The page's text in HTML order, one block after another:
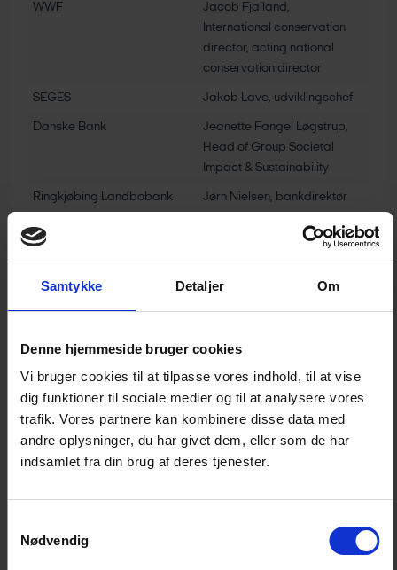
Samtykke Detaljer Om
Denne hjemmeside bruger cookies
Vi bruger cookies til at tilpasse vores indhold, til at vise
dig funktioner til sociale medier og til at analysere vores
trafik. Vores partnere kan kombinere disse data med
andre oplysninger, du har givet dem, eller som de har
indsamlet fra din brug af deres tjenester.
Nødvendig
WWF
Jacob Fjalland,
International conservation
director, acting national
conservation director
SEGES Jakob Lave, udviklingschef
Danske Bank
Jeanette Fangel Løgstrup,
Head of Group Societal
Impact & Sustainability
Ringkjøbing Landbobank Jørn Nielsen, bankdirektør
ATP
Danmarks Grønne
Investeringsfond
Michael Zöllner,
erhvervskundedirektør
Jyske Bank Ole Sørensen, Senior Director
Impact investing
Pelle Pedersen, impact
investor
professor
Ørsted
Rasmus Skov, Head of Group